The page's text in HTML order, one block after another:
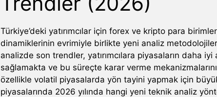
Türkiye’deki yatırımcılar için forex ve kripto para
dinamiklerinin evrimiyle birlikte yeni analiz
analizde son trendler, yatırımcılara piyasaların daha
sağlamakta ve bu süreçte karar verme
özellikle volatil piyasalarda yön tayini yapmak için
piyasalarında 2026 yılında hangi yeni teknik analiz